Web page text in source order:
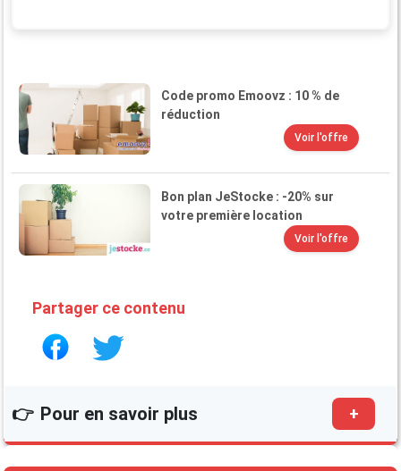
Code promo Emoovz : 10 % de
réduction
Voir l'offre
Bon plan JeStocke : -20% sur
votre première location
Voir l'offre
Partager ce contenu
👉 Pour en savoir plus +
Le transport international de colis entre